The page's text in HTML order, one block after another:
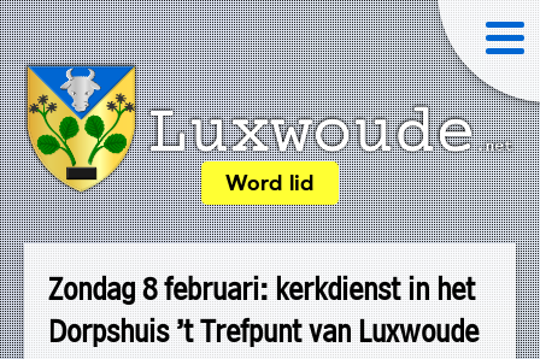
Word lid
Zondag 8 februari: kerkdienst in het
Dorpshuis ’t Trefpunt van Luxwoude
»
Home
»
Welkom
Luxwoude.net
website@luxwoude.net
Plaatselijk
belang
Op